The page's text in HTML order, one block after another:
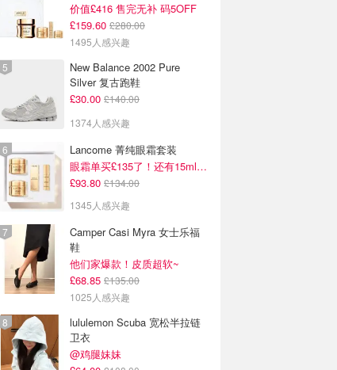
价值£416 售完无补 码5OFF
£159.60 £280.00
1495人感兴趣
New Balance 2002 Pure
Silver 复古跑鞋
£30.00 £140.00
1374人感兴趣
Lancome 菁纯眼霜套装
眼霜单买£135了！还有15ml面霜+5ml精华~！
£93.80 £134.00
1345人感兴趣
Camper Casi Myra 女士乐福
鞋
他们家爆款！皮质超软~
£68.85 £135.00
1025人感兴趣
lululemon Scuba 宽松半拉链
卫衣
@鸡腿妹妹